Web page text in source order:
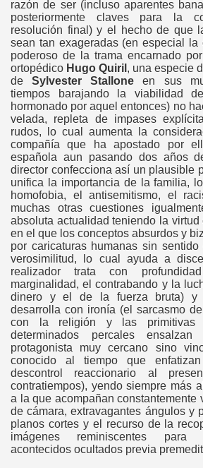
razón de ser (incluso aparentes
posteriormente claves para la
resolución final) y el hecho de que
sean tan exageradas (en especial la
poderoso de la trama encarnado
ortopédico Hugo Quiril , una especie
deSylvester Stalloneen sus
tiempos barajando la viabilidad
hormonado por aquel entonces) no
velada, repleta de impases
rudos, lo cual aumenta la
compañía que ha apostado por
española aun pasando dos años
director confecciona así un plausible
unifica la importancia de la familia,
homofobia, el antisemitismo, el
muchas otras cuestiones
absoluta actualidad teniendo la
en el que los conceptos absurdos y
por caricaturas humanas sin
verosimilitud, lo cual ayuda a
realizador trata con
marginalidad, el contrabando y la
dinero y el de la fuerza bruta) y
desarrolla con ironía (el sarcasmo
con la religión y las primitivas
determinados percales
protagonista muy cercano sino
conocido al tiempo que enfatizan
descontrol reaccionario al
contratiempos), yendo siempre más
a la que acompañan constantemente
de cámara, extravagantes ángulos y
planos cortes y el recurso de la
imágenes reminiscentes para
acontecidos ocultados previa